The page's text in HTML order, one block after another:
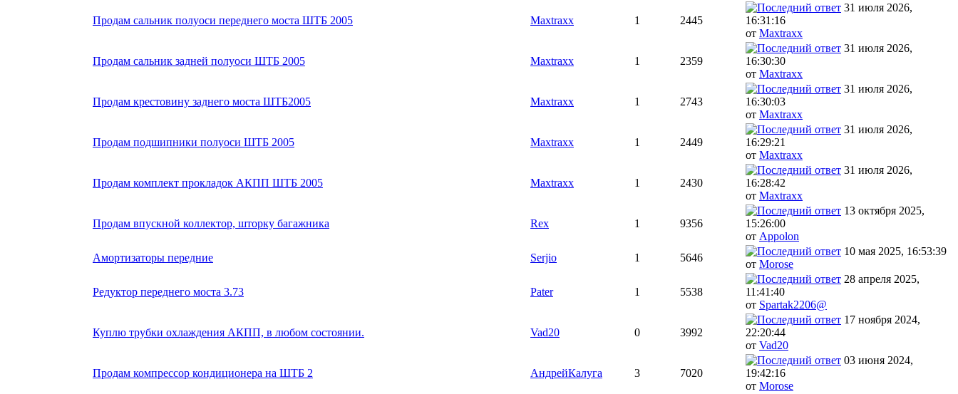
Продам сальник полуоси переднего моста ШТБ 2005 Maxtraxx 1 2445
31 июля 2026,
16:31:16
от Maxtraxx
Продам сальник задней полуоси ШТБ 2005 Maxtraxx 1 2359
31 июля 2026,
16:30:30
от Maxtraxx
Продам крестовину заднего моста ШТБ2005 Maxtraxx 1 2743
31 июля 2026,
16:30:03
от Maxtraxx
Продам подшипники полуоси ШТБ 2005 Maxtraxx 1 2449
31 июля 2026,
16:29:21
от Maxtraxx
Продам комплект прокладок АКПП ШТБ 2005 Maxtraxx 1 2430
31 июля 2026,
16:28:42
от Maxtraxx
Продам впускной коллектор, шторку багажника Rex 1 9356
13 октября 2025,
15:26:00
от Appolon
Амортизаторы передние
Serjio 1 5646
10 мая 2025, 16:53:39
от Morose
Редуктор переднего моста 3.73 Pater 1 5538
28 апреля 2025,
11:41:40
от Spartak2206@
Куплю трубки охлаждения АКПП, в любом состоянии. Vad20 0 3992
17 ноября 2024,
22:20:44
от Vad20
Продам компрессор кондиционера на ШТБ 2 АндрейКалуга 3 7020
03 июня 2024,
19:42:16
от Morose